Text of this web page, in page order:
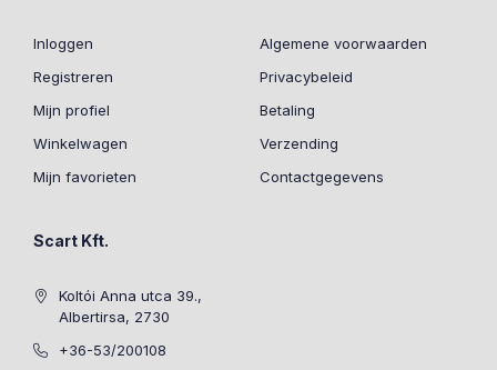
Inloggen
Registreren
Mijn profiel
Winkelwagen
Mijn favorieten
Algemene voorwaarden
Privacybeleid
Betaling
Verzending
Contactgegevens
Scart Kft.
Koltói Anna utca 39.,
Albertirsa, 2730
+36-53/200108